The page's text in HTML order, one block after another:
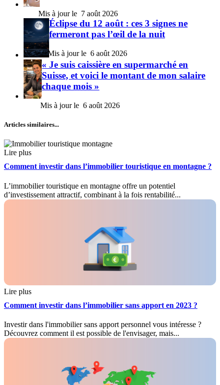
7 août 2026
Éclipse du 12 août : ces 3 signes ne
fermeront pas l’œil de la nuit
6 août 2026
« Je suis caissière en supermarché en
Suisse, et voici le montant de mon salaire
chaque mois »
6 août 2026
Articles similaires...
Lire plus
Comment investir dans l’immobilier touristique en montagne ?
L’immobilier touristique en montagne offre un potentiel
d’investissement attractif, combinant à la fois rentabilité...
Lire plus
Comment investir dans l’immobilier sans apport en 2023 ?
Investir dans l'immobilier sans apport personnel vous intéresse ?
Découvrez comment il est possible de l'envisager, mais...